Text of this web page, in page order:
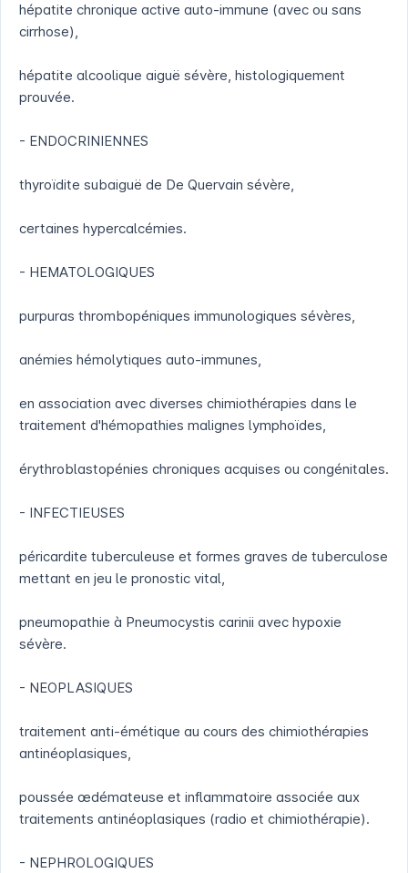
hépatite chronique active auto-immune (avec ou sans
cirrhose),
hépatite alcoolique aiguë sévère, histologiquement
prouvée.
- ENDOCRINIENNES
thyroïdite subaiguë de De Quervain sévère,
certaines hypercalcémies.
- HEMATOLOGIQUES
purpuras thrombopéniques immunologiques sévères,
anémies hémolytiques auto-immunes,
en association avec diverses chimiothérapies dans le
traitement d'hémopathies malignes lymphoïdes,
érythroblastopénies chroniques acquises ou congénitales.
- INFECTIEUSES
péricardite tuberculeuse et formes graves de tuberculose
mettant en jeu le pronostic vital,
pneumopathie à Pneumocystis carinii avec hypoxie
sévère.
- NEOPLASIQUES
traitement anti-émétique au cours des chimiothérapies
antinéoplasiques,
poussée œdémateuse et inflammatoire associée aux
traitements antinéoplasiques (radio et chimiothérapie).
- NEPHROLOGIQUES